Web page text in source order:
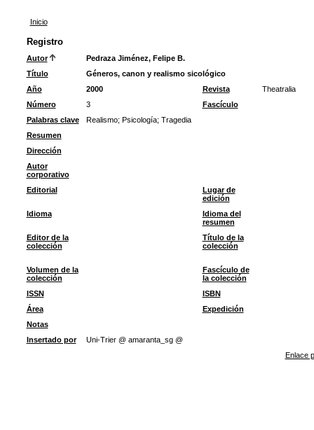
Inicio
Registro
Autor
Pedraza Jiménez, Felipe B.
Título
Géneros, canon y realismo sicológico
Año
2000 Revista
Theatralia
Número
3
Fascículo
Palabras clave
Realismo; Psicología; Tragedia
Resumen
Dirección
Autor
corporativo
Editorial
Lugar de
edición
Idioma
Idioma del
resumen
Editor de la
colección
Título de la
colección
Volumen de la
colección
Fascículo de
la colección
ISSN
ISBN
Área
Expedición
Notas
Insertado por
Uni-Trier @ amaranta_sg @
Enlace